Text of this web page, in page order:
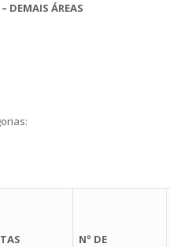
DEMAIS ÁREAS
Nº DE